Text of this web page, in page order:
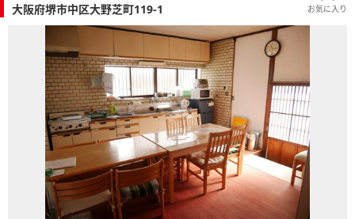
大阪府堺市中区大野芝町119-1 お気に入り